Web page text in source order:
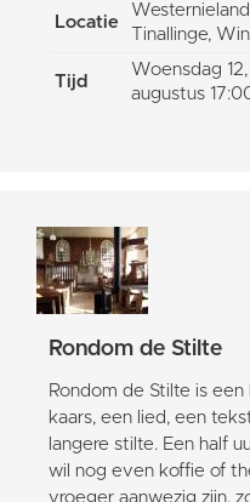
Locatie
Tinallinge,
Tijd
Woensdag
augustus
Rondom de Stilte
Rondom de Stilte is
kaars, een lied, een
langere stilte. Een half
wil nog even koffie of
vroeger aanwezig zijn,